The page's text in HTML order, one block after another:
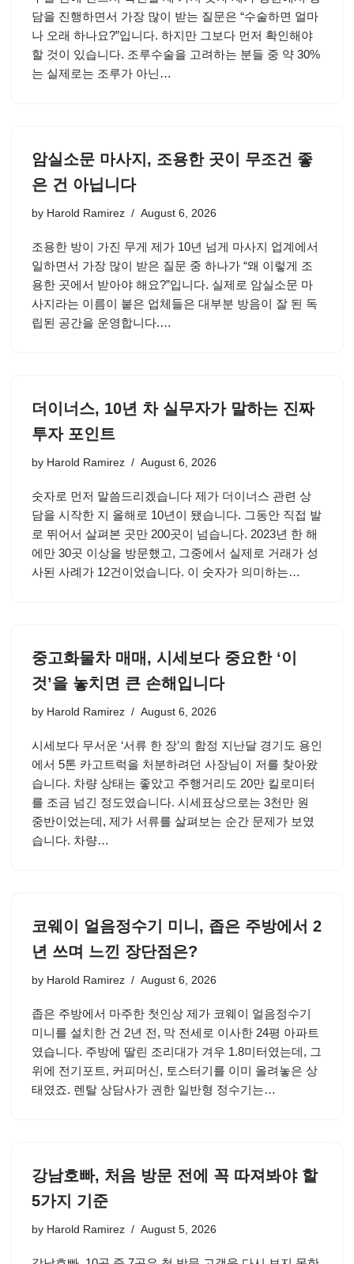
담을 진행하면서 가장 많이 받는 질문은 “수술하면 얼마
나 오래 하나요?”입니다. 하지만 그보다 먼저 확인해야
할 것이 있습니다. 조루수술을 고려하는 분들 중 약 30%
는 실제로는 조루가 아닌…
암실소문 마사지, 조용한 곳이 무조건 좋
은 건 아닙니다
by Harold Ramirez August 6, 2026
조용한 방이 가진 무게 제가 10년 넘게 마사지 업계에서
일하면서 가장 많이 받은 질문 중 하나가 “왜 이렇게 조
용한 곳에서 받아야 해요?”입니다. 실제로 암실소문 마
사지라는 이름이 붙은 업체들은 대부분 방음이 잘 된 독
립된 공간을 운영합니다.…
더이너스, 10년 차 실무자가 말하는 진짜
투자 포인트
by Harold Ramirez August 6, 2026
숫자로 먼저 말씀드리겠습니다 제가 더이너스 관련 상
담을 시작한 지 올해로 10년이 됐습니다. 그동안 직접 발
로 뛰어서 살펴본 곳만 200곳이 넘습니다. 2023년 한 해
에만 30곳 이상을 방문했고, 그중에서 실제로 거래가 성
사된 사례가 12건이었습니다. 이 숫자가 의미하는…
중고화물차 매매, 시세보다 중요한 ‘이
것’을 놓치면 큰 손해입니다
by Harold Ramirez August 6, 2026
시세보다 무서운 ‘서류 한 장’의 함정 지난달 경기도 용인
에서 5톤 카고트럭을 처분하려던 사장님이 저를 찾아왔
습니다. 차량 상태는 좋았고 주행거리도 20만 킬로미터
를 조금 넘긴 정도였습니다. 시세표상으로는 3천만 원
중반이었는데, 제가 서류를 살펴보는 순간 문제가 보였
습니다. 차량…
코웨이 얼음정수기 미니, 좁은 주방에서 2
년 쓰며 느낀 장단점은?
by Harold Ramirez August 6, 2026
좁은 주방에서 마주한 첫인상 제가 코웨이 얼음정수기
미니를 설치한 건 2년 전, 막 전세로 이사한 24평 아파트
였습니다. 주방에 딸린 조리대가 겨우 1.8미터였는데, 그
위에 전기포트, 커피머신, 토스터기를 이미 올려놓은 상
태였죠. 렌탈 상담사가 권한 일반형 정수기는…
강남호빠, 처음 방문 전에 꼭 따져봐야 할
5가지 기준
by Harold Ramirez August 5, 2026